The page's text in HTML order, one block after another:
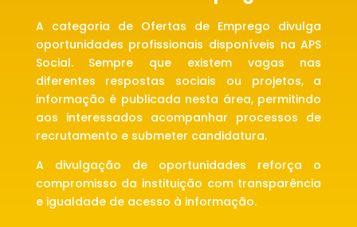
A categoria de Ofertas de Emprego divulga
oportunidades profissionais disponíveis na APS
Social. Sempre que existem vagas nas
diferentes respostas sociais ou projetos, a
informação é publicada nesta área, permitindo
aos interessados acompanhar processos de
recrutamento e submeter candidatura.
A divulgação de oportunidades reforça o
compromisso da instituição com transparência
e igualdade de acesso à informação.